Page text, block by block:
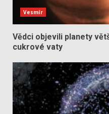
Vesmír
Vědci objevili planety
cukrové vaty